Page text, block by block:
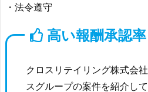
・法令遵守
高い報酬承認率
クロスリテイリング株式会
スグループの案件を紹介し